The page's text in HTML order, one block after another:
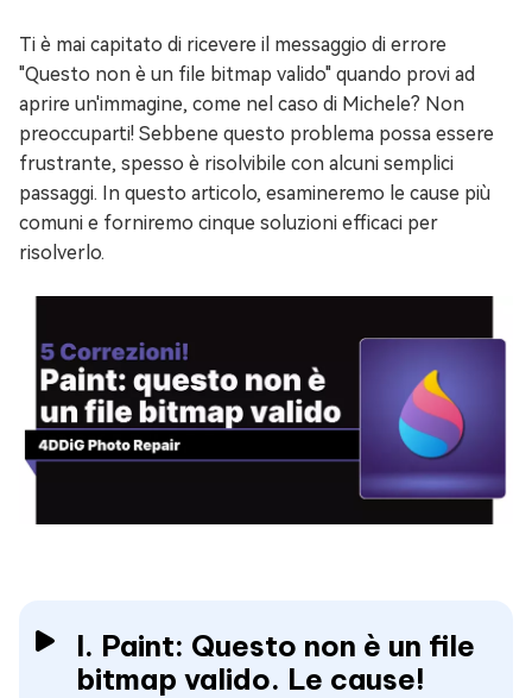
Ti è mai capitato di ricevere il messaggio di errore
"Questo non è un file bitmap valido" quando provi ad
aprire un'immagine, come nel caso di Michele? Non
preoccuparti! Sebbene questo problema possa essere
frustrante, spesso è risolvibile con alcuni semplici
passaggi. In questo articolo, esamineremo le cause più
comuni e forniremo cinque soluzioni efficaci per
risolverlo.
I. Paint: Questo non è un file
bitmap valido. Le cause!